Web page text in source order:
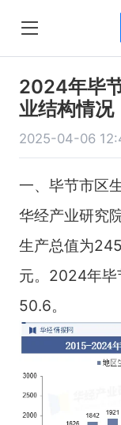
2024年毕
业结构情况
2025-04-06
一、毕节市区
华经产业研究
生产总值为
元。2024年毕
50.6。